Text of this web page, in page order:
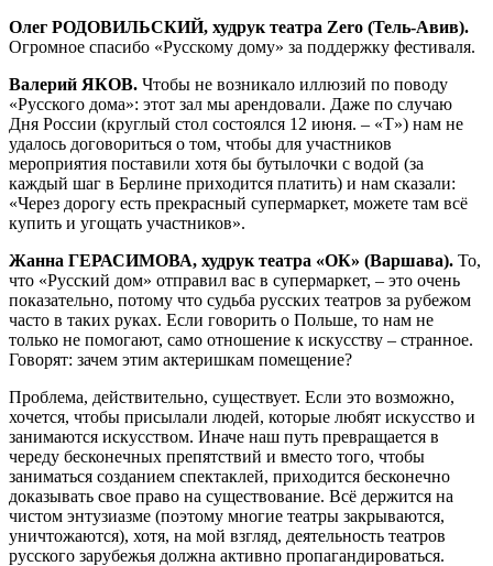
Олег РОДОВИЛЬСКИЙ, худрук театра Zero (Тель-Авив).
Огромное спасибо «Русскому дому» за поддержку фестиваля.
Валерий ЯКОВ. Чтобы не возникало иллюзий по поводу
«Русского дома»: этот зал мы арендовали. Даже по случаю
Дня России (круглый стол состоялся 12 июня. – «Т») нам не
удалось договориться о том, чтобы для участников
мероприятия поставили хотя бы бутылочки с водой (за
каждый шаг в Берлине приходится платить) и нам сказали:
«Через дорогу есть прекрасный супермаркет, можете там всё
купить и угощать участников».
Жанна ГЕРАСИМОВА, худрук театра «ОК» (Варшава). То,
что «Русский дом» отправил вас в супермаркет, – это очень
показательно, потому что судьба русских театров за рубежом
часто в таких руках. Если говорить о Польше, то нам не
только не помогают, само отношение к искусству – странное.
Говорят: зачем этим актеришкам помещение?
Проблема, действительно, существует. Если это возможно,
хочется, чтобы присылали людей, которые любят искусство и
занимаются искусством. Иначе наш путь превращается в
череду бесконечных препятствий и вместо того, чтобы
заниматься созданием спектаклей, приходится бесконечно
доказывать свое право на существование. Всё держится на
чистом энтузиазме (поэтому многие театры закрываются,
уничтожаются), хотя, на мой взгляд, деятельность театров
русского зарубежья должна активно пропагандироваться.